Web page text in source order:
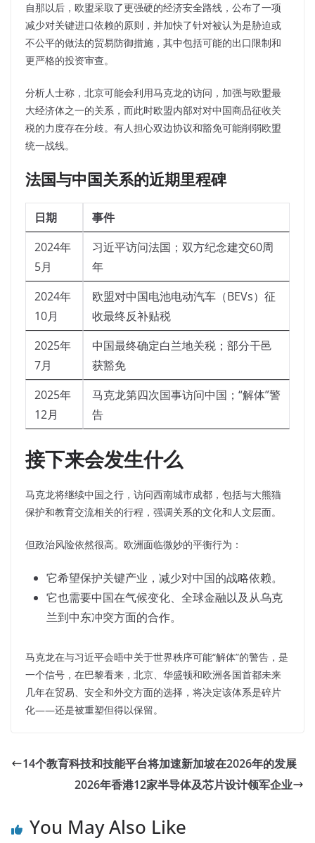
自那以后，欧盟采取了更强硬的经济安全路线，公布了一项
减少对关键进口依赖的原则，并加快了针对被认为是胁迫或
不公平的做法的贸易防御措施，其中包括可能的出口限制和
更严格的投资审查。
分析人士称，北京可能会利用马克龙的访问，加强与欧盟最
大经济体之一的关系，而此时欧盟内部对对中国商品征收关
税的力度存在分歧。有人担心双边协议和豁免可能削弱欧盟
统一战线。
法国与中国关系的近期里程碑
日期
事件
2024年
5月
习近平访问法国；双方纪念建交60周
年
2024年
10月
欧盟对中国电池电动汽车（BEVs）征
收最终反补贴税
2025年
7月
中国最终确定白兰地关税；部分干邑
获豁免
2025年
12月
马克龙第四次国事访问中国；“解体”警
告
接下来会发生什么
马克龙将继续中国之行，访问西南城市成都，包括与大熊猫
保护和教育交流相关的行程，强调关系的文化和人文层面。
但政治风险依然很高。欧洲面临微妙的平衡行为：
它希望保护关键产业，减少对中国的战略依赖。
它也需要中国在气候变化、全球金融以及从乌克
兰到中东冲突方面的合作。
马克龙在与习近平会晤中关于世界秩序可能“解体”的警告，是
一个信号，在巴黎看来，北京、华盛顿和欧洲各国首都未来
几年在贸易、安全和外交方面的选择，将决定该体系是碎片
化——还是被重塑但得以保留。
14个教育科技和技能平台将加速新加坡在2026年的发展
2026年香港12家半导体及芯片设计领军企业
You May Also Like